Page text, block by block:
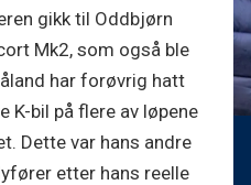
gikk til Oddbjørn
Mk2, som også ble
har forøvrig hatt
K-bil på flere av løpene
Dette var hans andre
etter hans reelle